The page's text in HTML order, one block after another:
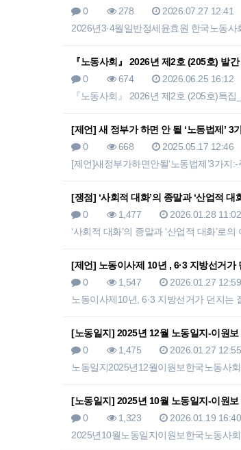
0
278
2026.07.27 12:41
2026년3·4월일반정세윤효원 한국노동
『노동사회』 2026년 제2호 (205호) 발
0
674
2026.06.25 16:12
『노동사회』 2026년 제2호 (205호)특
[제언] 새 정부가 하면 안 될 ‘노동법제’ 3
0
668
2025.05.17 12:46
[제언]새정부가하면안될‘노동법제’3가
[쟁점] ‘사회적 대화’의 종말과 ‘산업적 대
0
1,477
2026.01.28 11:02
‘사회적 대화’의 종말과 ‘산업적 대화’
[제언] 노동이사제 10년 , 6·3 지방선거가
0
1,547
2026.01.27 12:59
노동이사제10년, 6·3 지방선거가 던지
[노동일지] 2025년 12월 노동일지-이원보
0
1,475
2026.01.27 12:55
노동일지2025년12월이원보한국노동사
[노동일지] 2025년 10월 노동일지-이원보
0
1,323
2026.01.19 16:40
2025년10월노동일지이원보한국노동사